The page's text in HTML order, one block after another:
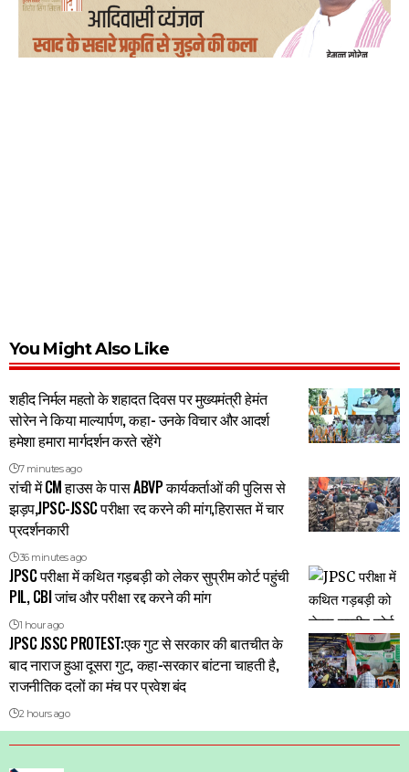
You Might Also Like
शहीद निर्मल महतो के शहादत दिवस पर मुख्यमंत्री हेमंत
सोरेन ने किया माल्यार्पण, कहा- उनके विचार और आदर्श
हमेशा हमारा मार्गदर्शन करते रहेंगे
7 minutes ago
रांची में CM हाउस के पास ABVP कार्यकर्ताओं की पुलिस से
झड़प,JPSC-JSSC परीक्षा रद करने की मांग,हिरासत में चार
प्रदर्शनकारी
36 minutes ago
JPSC परीक्षा में कथित गड़बड़ी को लेकर सुप्रीम कोर्ट पहुंची
PIL, CBI जांच और परीक्षा रद्द करने की मांग
1 hour ago
JPSC JSSC PROTEST:एक गुट से सरकार की बातचीत के
बाद नाराज हुआ दूसरा गुट, कहा-सरकार बांटना चाहती है,
राजनीतिक दलों का मंच पर प्रवेश बंद
2 hours ago